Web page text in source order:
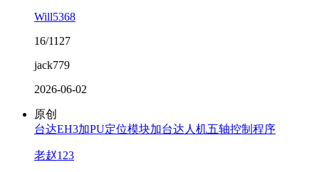
Will5368
16/1127
jack779
2026-06-02
原创
台达EH3加PU定位模块加台达人机五轴控制程序
老赵123